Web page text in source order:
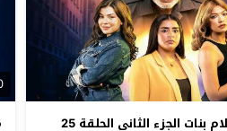
الجزء الثاني الحلقة 25